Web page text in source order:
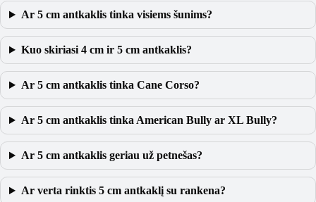
Ar 5 cm antkaklis tinka visiems šunims?
Kuo skiriasi 4 cm ir 5 cm antkaklis?
Ar 5 cm antkaklis tinka Cane Corso?
Ar 5 cm antkaklis tinka American Bully ar XL Bully?
Ar 5 cm antkaklis geriau už petnešas?
Ar verta rinktis 5 cm antkaklį su rankena?